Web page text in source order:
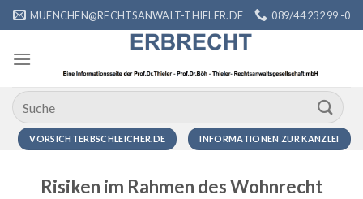
Zum
Inhalt
springen
MUENCHEN@RECHTSANWALT-THIELER.DE 089/44 232 99 -0
VORSICHTERBSCHLEICHER.DE INFORMATIONEN ZUR KANZLEI
Risiken im Rahmen des Wohnrecht